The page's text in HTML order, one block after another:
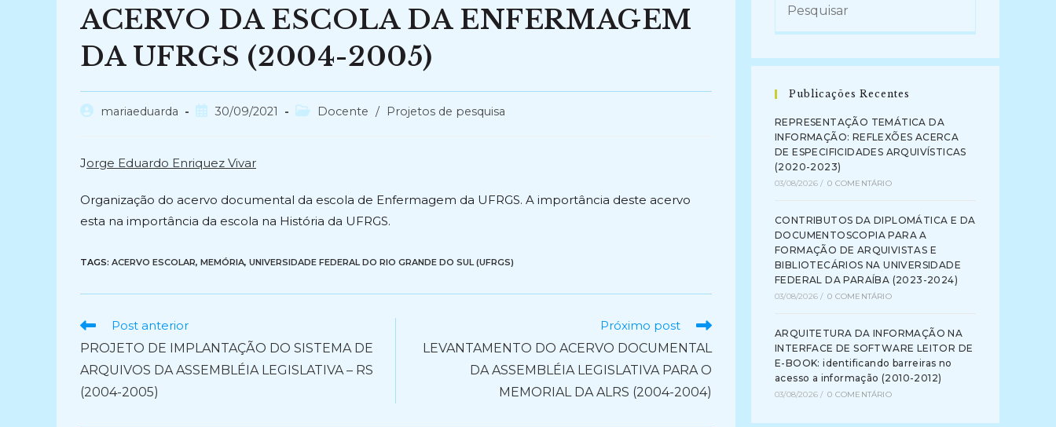
ACERVO DA ESCOLA DA ENFERMAGEM
DA UFRGS (2004-2005)
Autormariaeduarda
Post30/09/2021
Categoria
Docente / Projetos de pesquisa
Jorge Eduardo Enriquez Vivar
Organização do acervo documental da escola de Enfermagem da UFRGS. A importância deste acervo
esta na importância da escola na História da UFRGS.
TAGS: ACERVO ESCOLAR, MEMÓRIA, UNIVERSIDADE FEDERAL DO RIO GRANDE DO SUL (UFRGS)
Ler
artigos
Post anterior
PROJETO DE IMPLANTAÇÃO DO SISTEMA DE
ARQUIVOS DA ASSEMBLÉIA LEGISLATIVA – RS
(2004-2005)
Próximo post
LEVANTAMENTO DO ACERVO DOCUMENTAL
DA ASSEMBLÉIA LEGISLATIVA PARA O
MEMORIAL DA ALRS (2004-2004)
Publicações Recentes
REPRESENTAÇÃO TEMÁTICA DA
INFORMAÇÃO: REFLEXÕES ACERCA
DE ESPECIFICIDADES ARQUIVÍSTICAS
(2020-2023)
03/08/2026 / 0 COMENTÁRIO
CONTRIBUTOS DA DIPLOMÁTICA E DA
DOCUMENTOSCOPIA PARA A
FORMAÇÃO DE ARQUIVISTAS E
BIBLIOTECÁRIOS NA UNIVERSIDADE
FEDERAL DA PARAÍBA (2023-2024)
03/08/2026 / 0 COMENTÁRIO
ARQUITETURA DA INFORMAÇÃO NA
INTERFACE DE SOFTWARE LEITOR DE
E-BOOK: identificando barreiras no
acesso a informação (2010-2012)
03/08/2026 / 0 COMENTÁRIO